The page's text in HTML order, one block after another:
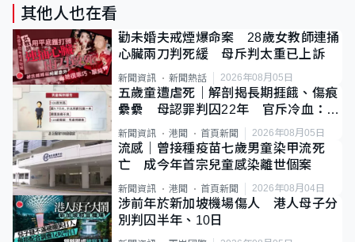
其他人也在看
勸未婚夫戒煙爆命案 28歲女教師連捅
心臟兩刀判死緩 母斥判太重已上訴
新聞資訊 新聞熱話 2026年08月05日
五歲童遭虐死｜解剖揭長期捱餓、傷痕
纍纍 母認罪判囚22年 官斥冷血：同
類案最惡劣
新聞資訊 港聞 首頁新聞 2026年08月05日
流感｜曾接種疫苗七歲男童染甲流死
亡 成今年首宗兒童感染離世個案
新聞資訊 港聞 首頁新聞 2026年08月04日
涉前年於新加坡機場傷人 港人母子分
別判囚半年、10日